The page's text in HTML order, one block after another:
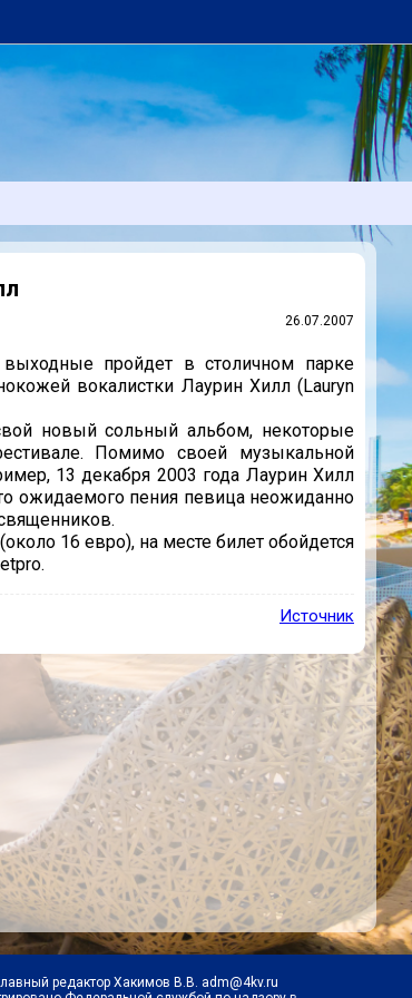
26.07.2007
пройдет в столичном парке
вокалистки Лаурин Хилл (Lauryn
новый сольный альбом, некоторые
Помимо своей музыкальной
13 декабря 2003 года Лаурин Хилл
ожидаемого пения певица неожиданно
16 евро), на месте билет обойдется
Источник
редактор Хакимов В.В. adm@4kv.ru